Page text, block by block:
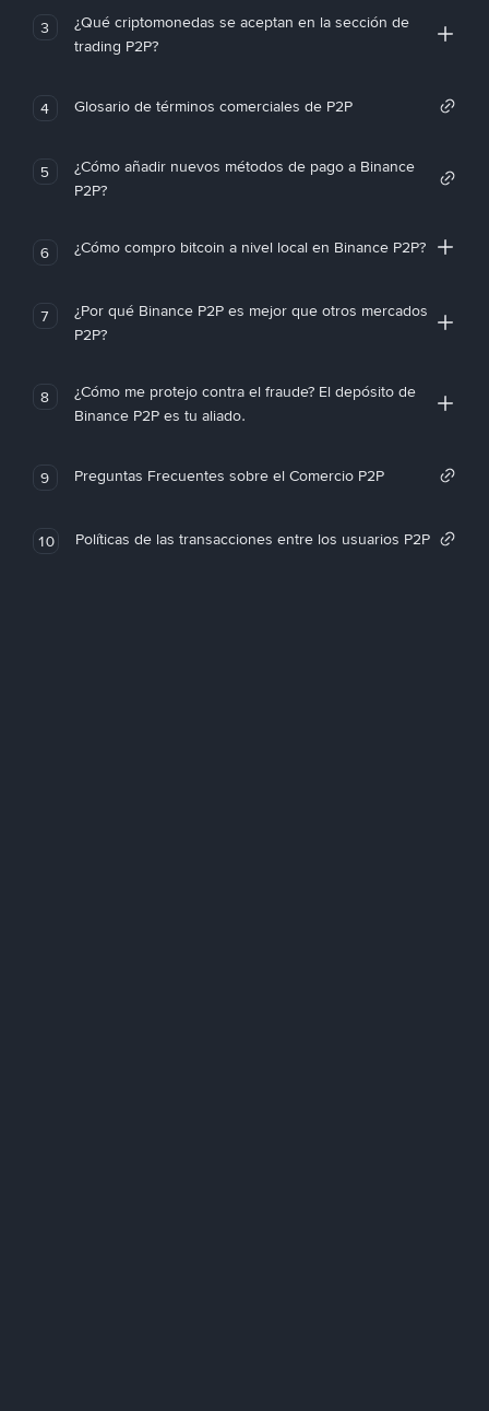
3
¿Qué criptomonedas se aceptan en la sección de
trading P2P?
4 Glosario de términos comerciales de P2P
5
¿Cómo añadir nuevos métodos de pago a Binance
P2P?
6 ¿Cómo compro bitcoin a nivel local en Binance P2P?
7
¿Por qué Binance P2P es mejor que otros mercados
P2P?
8
¿Cómo me protejo contra el fraude? El depósito de
Binance P2P es tu aliado.
9 Preguntas Frecuentes sobre el Comercio P2P
10 Políticas de las transacciones entre los usuarios P2P